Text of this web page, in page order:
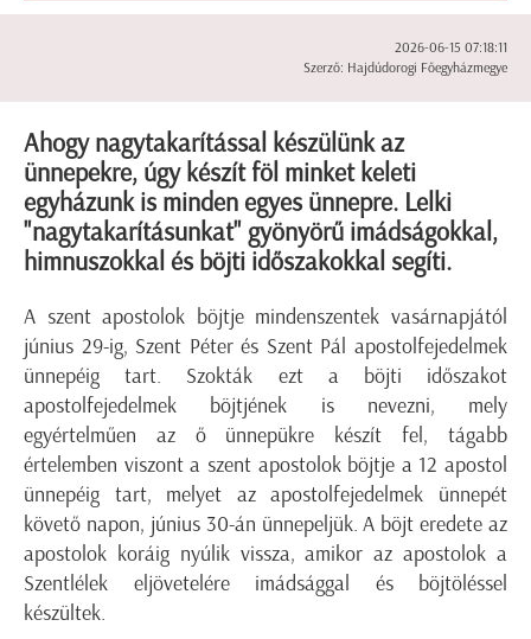
2026-06-15 07:18:11
Szerző: Hajdúdorogi Főegyházmegye
Ahogy nagytakarítással készülünk az
ünnepekre, úgy készít föl minket keleti
egyházunk is minden egyes ünnepre. Lelki
"nagytakarításunkat" gyönyörű imádságokkal,
himnuszokkal és böjti időszakokkal segíti.
A szent apostolok böjtje mindenszentek vasárnapjától
június 29-ig, Szent Péter és Szent Pál apostolfejedelmek
ünnepéig tart. Szokták ezt a böjti időszakot
apostolfejedelmek böjtjének is nevezni, mely
egyértelműen az ő ünnepükre készít fel, tágabb
értelemben viszont a szent apostolok böjtje a 12 apostol
ünnepéig tart, melyet az apostolfejedelmek ünnepét
követő napon, június 30-án ünnepeljük. A böjt eredete az
apostolok koráig nyúlik vissza, amikor az apostolok a
Szentlélek eljövetelére imádsággal és böjtöléssel
készültek.